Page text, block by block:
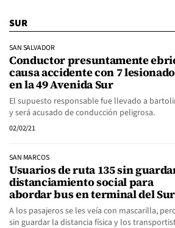
SUR
SAN SALVADOR
Conductor presuntamente
causa accidente con 7
en la 49 Avenida Sur
El supuesto responsable fue llevado a
y será acusado de conducción peligrosa.
02/02/21
SAN MARCOS
Usuarios de ruta 135 sin
distanciamiento social para
abordar bus en terminal del Sur
A los pasajeros se les veía con mascarilla,
sin guardar la distancia física y los